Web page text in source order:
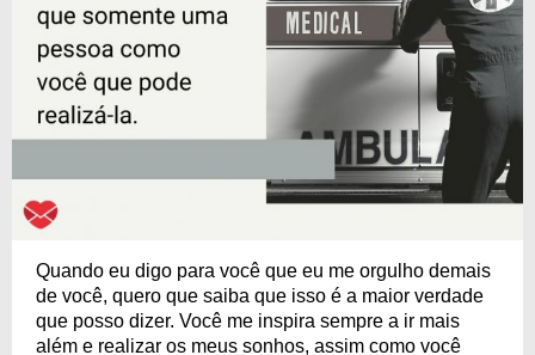
Quando eu digo para você que eu me orgulho demais
de você, quero que saiba que isso é a maior verdade
que posso dizer. Você me inspira sempre a ir mais
além e realizar os meus sonhos, assim como você